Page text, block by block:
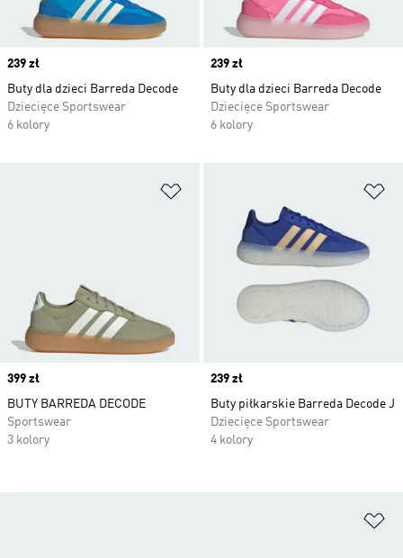
Price
239 zł
Buty dla dzieci Barreda Decode
Dziecięce Sportswear
6 kolory
Price
239 zł
Buty dla dzieci Barreda Decode
Dziecięce Sportswear
6 kolory
Price
399 zł
BUTY BARREDA DECODE
Sportswear
3 kolory
Price
239 zł
Buty piłkarskie Barreda Decode J
Dziecięce Sportswear
4 kolory